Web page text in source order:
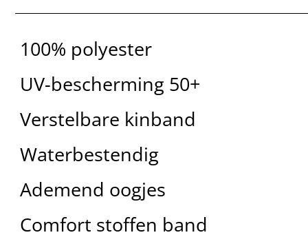
100% polyester
UV-bescherming 50+
Verstelbare kinband
Waterbestendig
Ademend oogjes
Comfort stoffen band